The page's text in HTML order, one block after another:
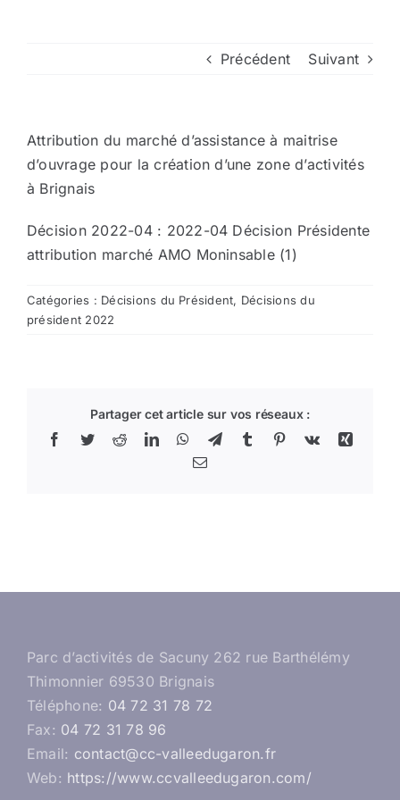
Nous contacter
Précédent Suivant
Attribution du marché d’assistance à maitrise
d’ouvrage pour la création d’une zone d’activités
à Brignais
Décision 2022-04 : 2022-04 Décision Présidente
attribution marché AMO Moninsable (1)
Catégories : Décisions du Président, Décisions du
président 2022
Partager cet article sur vos réseaux :
Facebook
TwitterRedditLinkedInWhatsApp
TelegramTumblr Pinterest
Vk
Xing
Email
Parc d’activités de Sacuny 262 rue Barthélémy
Thimonnier 69530 Brignais
Téléphone: 04 72 31 78 72
Fax: 04 72 31 78 96
Email: contact@cc-valleedugaron.fr
Web: https://www.ccvalleedugaron.com/